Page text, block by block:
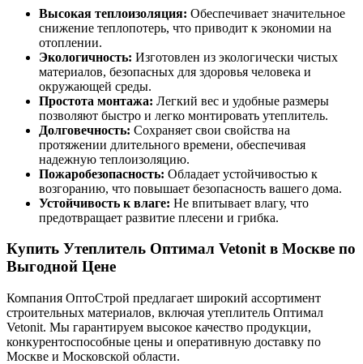
Высокая теплоизоляция: Обеспечивает значительное
снижение теплопотерь, что приводит к экономии на
отоплении.
Экологичность: Изготовлен из экологически чистых
материалов, безопасных для здоровья человека и
окружающей среды.
Простота монтажа: Легкий вес и удобные размеры
позволяют быстро и легко монтировать утеплитель.
Долговечность: Сохраняет свои свойства на
протяжении длительного времени, обеспечивая
надежную теплоизоляцию.
Пожаробезопасность: Обладает устойчивостью к
возгоранию, что повышает безопасность вашего дома.
Устойчивость к влаге: Не впитывает влагу, что
предотвращает развитие плесени и грибка.
Купить Утеплитель Оптимал Vetonit в Москве по
Выгодной Цене
Компания ОптоСтрой предлагает широкий ассортимент
строительных материалов, включая утеплитель Оптимал
Vetonit. Мы гарантируем высокое качество продукции,
конкурентоспособные цены и оперативную доставку по
Москве и Московской области.